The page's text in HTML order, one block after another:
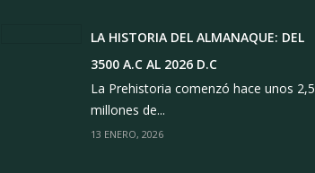
LA HISTORIA DEL ALMANAQUE: DEL
3500 A.C AL 2026 D.C
La Prehistoria comenzó hace unos 2,5
millones de...
13 ENERO, 2026